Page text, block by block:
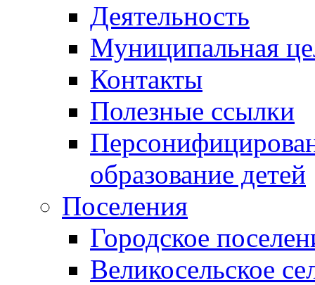
Деятельность
Муниципальная
Контакты
Полезные ссылки
образование детей
Поселения
Городское
Великосельское